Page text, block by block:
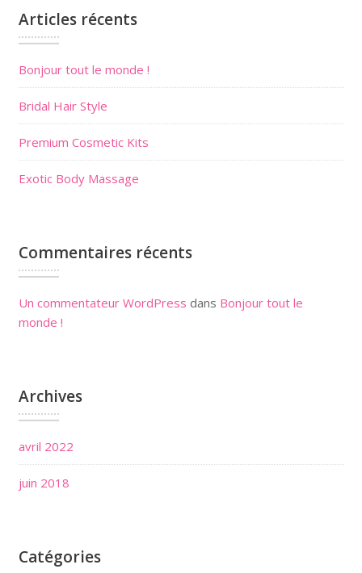
Articles récents
Bonjour tout le monde !
Bridal Hair Style
Premium Cosmetic Kits
Exotic Body Massage
Commentaires récents
Un commentateur WordPress dans Bonjour tout le
monde !
Archives
avril 2022
juin 2018
Catégories